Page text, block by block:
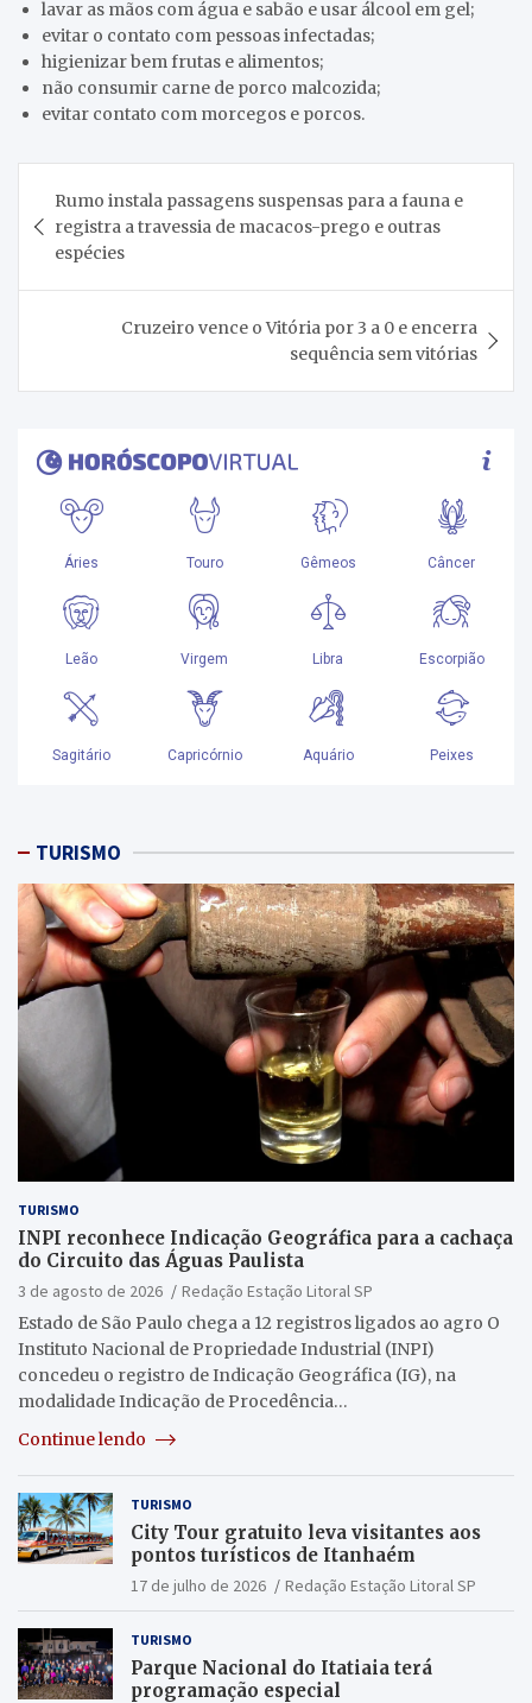
lavar as mãos com água e sabão e usar álcool em gel;
evitar o contato com pessoas infectadas;
higienizar bem frutas e alimentos;
não consumir carne de porco malcozida;
evitar contato com morcegos e porcos.
de
Post
Rumo instala passagens suspensas para a fauna e
registra a travessia de macacos-prego e outras
espécies
Cruzeiro vence o Vitória por 3 a 0 e encerra
sequência sem vitórias
TURISMO
TURISMO
INPI reconhece Indicação Geográfica para a cachaça
do Circuito das Águas Paulista
3 de agosto de 2026
Redação Estação Litoral SP
Estado de São Paulo chega a 12 registros ligados ao agro O
Instituto Nacional de Propriedade Industrial (INPI)
concedeu o registro de Indicação Geográfica (IG), na
modalidade Indicação de Procedência…
Continue lendo
TURISMO
City Tour gratuito leva visitantes aos
pontos turísticos de Itanhaém
17 de julho de 2026 Redação Estação Litoral SP
TURISMO
Parque Nacional do Itatiaia terá
programação especial